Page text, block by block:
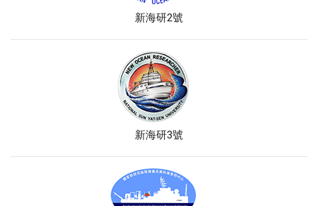
新海研2號
新海研3號